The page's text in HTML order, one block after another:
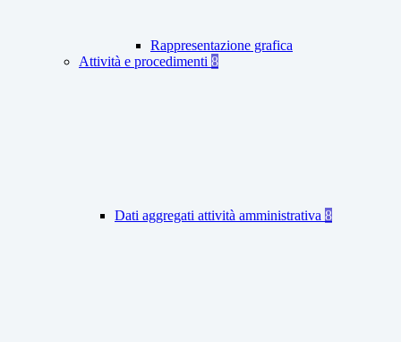
Rappresentazione grafica
Attività e procedimenti 8
Dati aggregati attività amministrativa 8